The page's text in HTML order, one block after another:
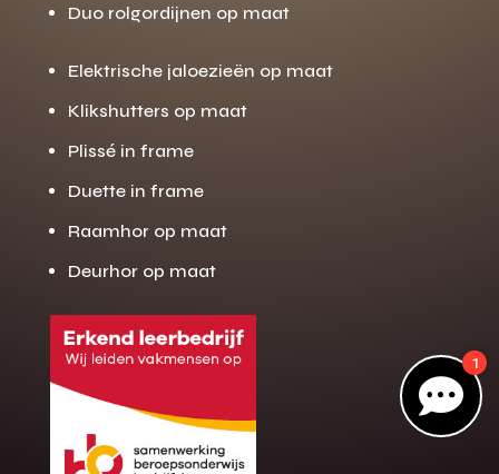
Gratis offerte
M
10 jaar garantie op de montage
Gratis inmeting (voorwaarden)
Volledig ontzorgd
Wij werken landelijk
100+ stoffen
Duo rolgordijnen op maat
Elektrische jaloezieën op maat
Klikshutters op maat
Plissé in frame
Duette in frame
Raamhor op maat
Deurhor op maat

1